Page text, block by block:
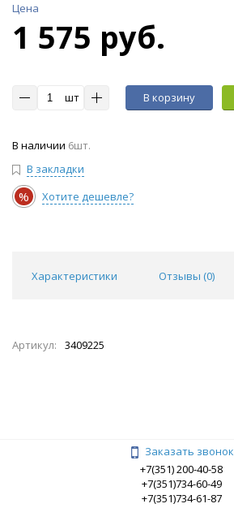
Цена
1 575 руб.
шт В корзину
В наличии 6шт.
В закладки
% Хотите дешевле?
Характеристики Отзывы (0)
Артикул: 3409225
Заказать звонок
+7(351) 200-40-58
+7(351)734-60-49
+7(351)734-61-87